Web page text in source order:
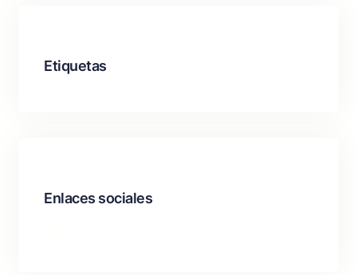
Etiquetas
Enlaces sociales